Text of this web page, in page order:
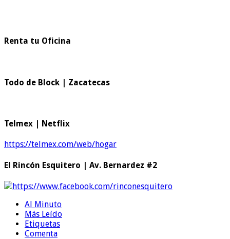
Renta tu Oficina
Todo de Block | Zacatecas
Telmex | Netflix
https://telmex.com/web/hogar
El Rincón Esquitero | Av. Bernardez #2
https://www.facebook.com/rinconesquitero
Al Minuto
Más Leído
Etiquetas
Comenta